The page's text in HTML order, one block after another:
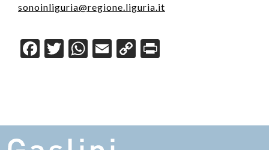
sonoinliguria@regione.liguria.it
F
b
T W
A
E C
Li